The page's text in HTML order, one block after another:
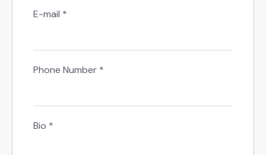
E-mail *
Phone Number *
Bio *